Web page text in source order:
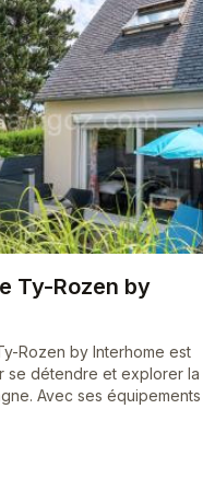
Ty-Rozen by
Rozen by Interhome est
se détendre et explorer la
Avec ses équipements